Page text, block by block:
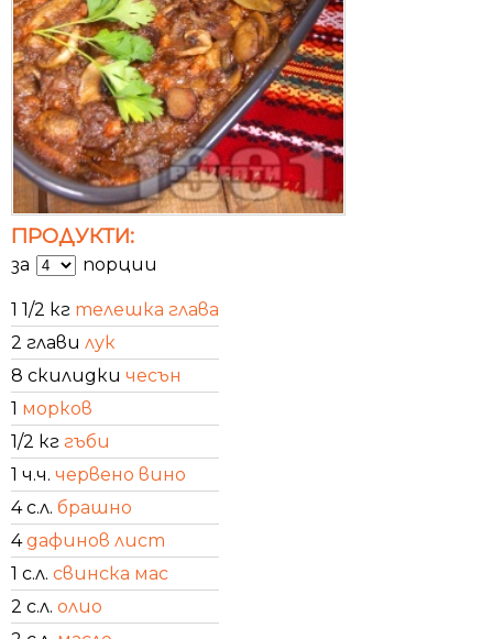
ПРОДУКТИ:
за порции
1 1/2 кг телешка глава
2 глави лук
8 скилидки чесън
1 морков
1/2 кг гъби
1 ч.ч. червено вино
4 с.л. брашно
4дафинов лист
1 с.л. свинска мас
2 с.л. олио